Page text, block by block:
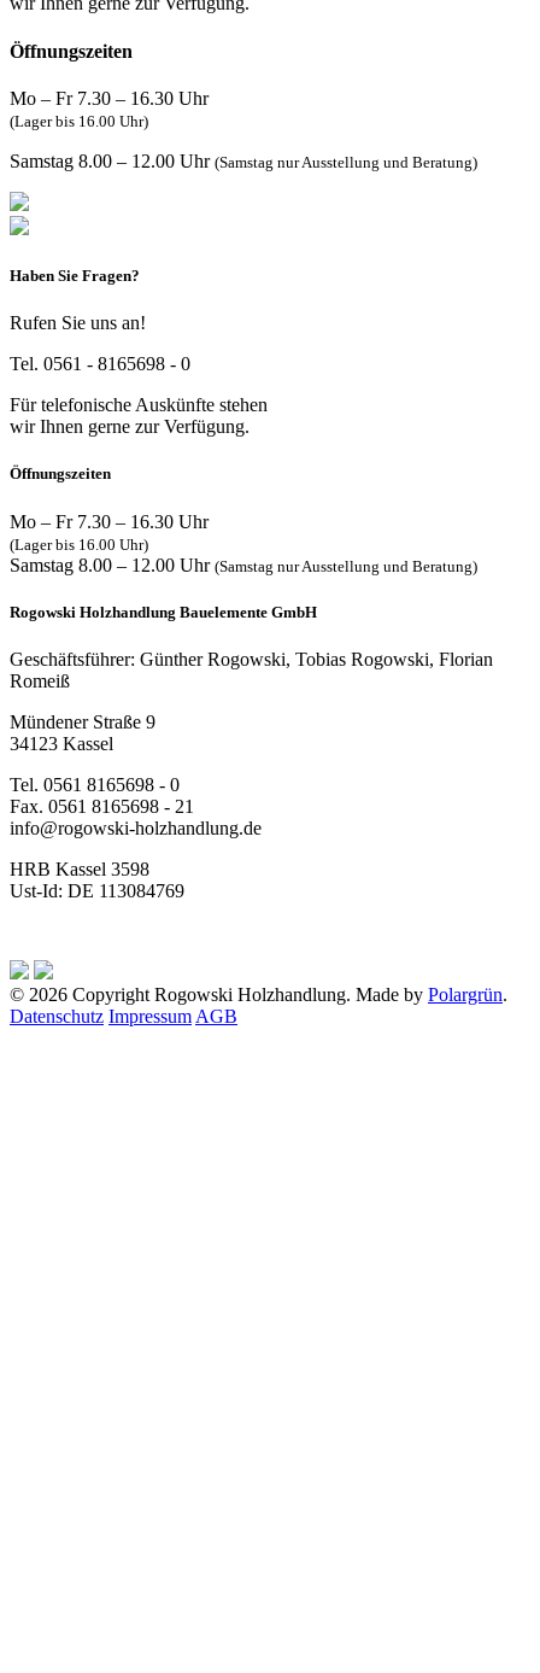
Öffnungszeiten
Mo – Fr 7.30 – 16.30 Uhr
(Lager bis 16.00 Uhr)
Samstag 8.00 – 12.00 Uhr (Samstag nur Ausstellung und Beratung)
Haben Sie Fragen?
Rufen Sie uns an!
Tel. 0561 - 8165698 - 0
Für telefonische Auskünfte stehen
wir Ihnen gerne zur Verfügung.
Öffnungszeiten
Mo – Fr 7.30 – 16.30 Uhr
(Lager bis 16.00 Uhr)
Samstag 8.00 – 12.00 Uhr (Samstag nur Ausstellung und Beratung)
Rogowski Holzhandlung Bauelemente GmbH
Geschäftsführer: Günther Rogowski, Tobias Rogowski, Florian
Romeiß
Mündener Straße 9
34123 Kassel
Tel. 0561 8165698 - 0
Fax. 0561 8165698 - 21
info@rogowski-holzhandlung.de
HRB Kassel 3598
Ust-Id: DE 113084769
© 2026 Copyright Rogowski Holzhandlung. Made by Polargrün.
Datenschutz Impressum AGB